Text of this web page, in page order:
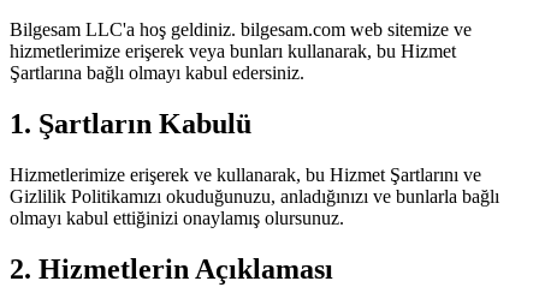
Bilgesam LLC'a hoş geldiniz. bilgesam.com web sitemize ve
hizmetlerimize erişerek veya bunları kullanarak, bu Hizmet
Şartlarına bağlı olmayı kabul edersiniz.
1. Şartların Kabulü
Hizmetlerimize erişerek ve kullanarak, bu Hizmet Şartlarını ve
Gizlilik Politikamızı okuduğunuzu, anladığınızı ve bunlarla bağlı
olmayı kabul ettiğinizi onaylamış olursunuz.
2. Hizmetlerin Açıklaması